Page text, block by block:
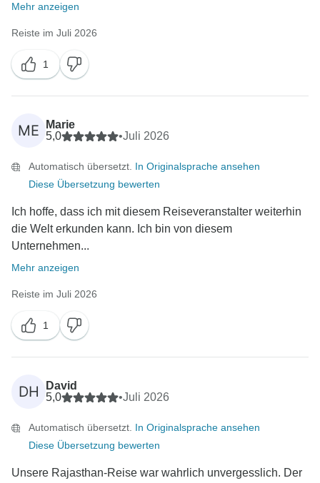
Mehr anzeigen
Reiste im Juli 2026
1
ME
Marie
5,0
•Juli 2026
Automatisch übersetzt. In Originalsprache ansehen
Diese Übersetzung bewerten
Ich hoffe, dass ich mit diesem Reiseveranstalter weiterhin
die Welt erkunden kann. Ich bin von diesem
Unternehmen...
Mehr anzeigen
Reiste im Juli 2026
1
DH
David
5,0
•Juli 2026
Automatisch übersetzt. In Originalsprache ansehen
Diese Übersetzung bewerten
Unsere Rajasthan-Reise war wahrlich unvergesslich. Der